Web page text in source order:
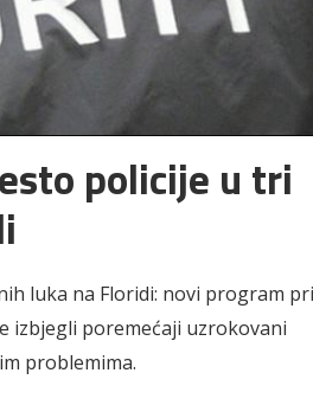
policije u tri
luka na Floridi: novi program
izbjegli poremećaji uzrokovani
problemima.